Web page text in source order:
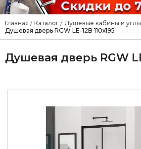
Главная / Каталог / Душевые кабины и углы
Душевая дверь RGW LE-12B 110х195
Душевая дверь RGW